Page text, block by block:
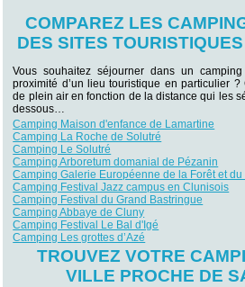
COMPAREZ LES
DES SITES
Vous souhaitez séjourner dans un
proximité d’un lieu touristique en particulier
de plein air en fonction de la distance qui les
dessous…
Camping Maison d'enfance de Lamartine
Camping La Roche de Solutré
Camping Le Solutré
Camping Arboretum domanial de Pézanin
Camping Galerie Européenne de la Forêt et du
Camping Festival Jazz campus en Clunisois
Camping Festival du Grand Bastringue
Camping Abbaye de Cluny
Camping Festival Le Bal d'Igé
Camping Les grottes d’Azé
TROUVEZ VOTRE
VILLE PROCHE DE